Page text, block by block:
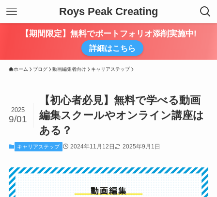
Roys Peak Creating
【期間限定】無料でポートフォリオ添削実施中!
詳細はこちら
ホーム ブログ 動画編集者向け キャリアステップ
【初心者必見】無料で学べる動画
編集スクールやオンライン講座は
ある？
2025
9/01
キャリアステップ 2024年11月12日 2025年9月1日